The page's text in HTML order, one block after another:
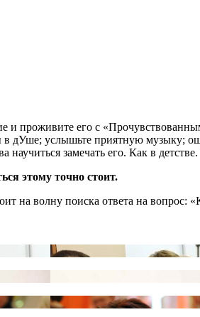
и проживите его с
дУше; услышьте приятную музыку;
замечать его. Как в детстве.
этому точно стоит.
на волну поиска ответа на вопрос: